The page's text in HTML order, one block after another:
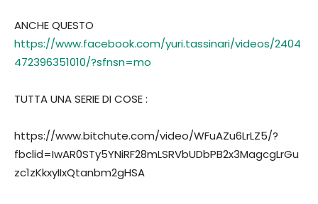
ANCHE QUESTO
https://www.facebook.com/yuri.tassinari/videos/2404
472396351010/?sfnsn=mo
TUTTA UNA SERIE DI COSE :
https://www.bitchute.com/video/WFuAZu6LrLZ5/?
fbclid=IwAR0STy5YNiRF28mLSRVbUDbPB2x3MagcgLrGu
zc1zKkxyIIxQtanbm2gHSA